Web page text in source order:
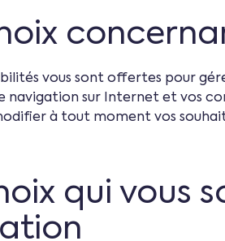
vous sont offertes pour
sur Internet et vos
à tout moment vos
qui vous